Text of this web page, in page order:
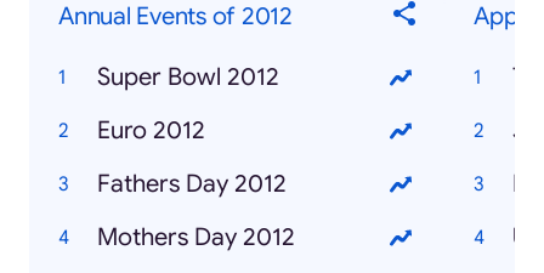
Annual Events of 2012
Super Bowl 2012
Euro 2012
Fathers Day 2012
Mothers Day 2012
J